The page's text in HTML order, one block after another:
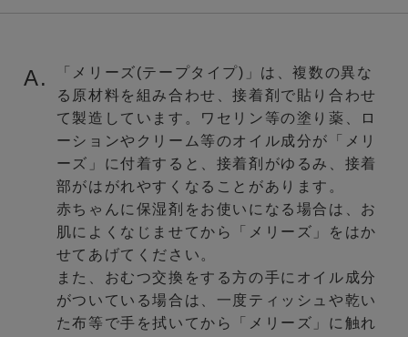
A.
「メリーズ(テープタイプ)」は、複数の異な
る原材料を組み合わせ、接着剤で貼り合わせ
て製造しています。ワセリン等の塗り薬、ロ
ーションやクリーム等のオイル成分が「メリ
ーズ」に付着すると、接着剤がゆるみ、接着
部がはがれやすくなることがあります。
赤ちゃんに保湿剤をお使いになる場合は、お
肌によくなじませてから「メリーズ」をはか
せてあげてください。
また、おむつ交換をする方の手にオイル成分
がついている場合は、一度ティッシュや乾い
た布等で手を拭いてから「メリーズ」に触れ